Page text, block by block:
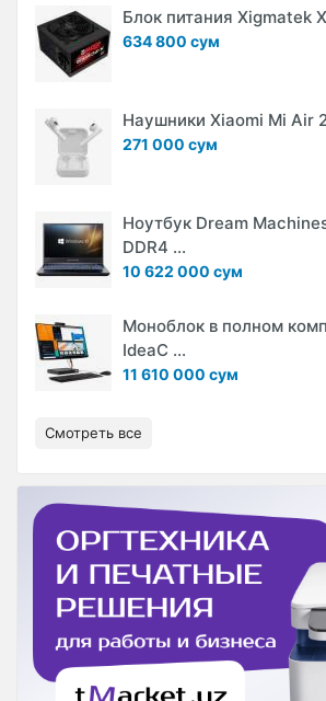
Блок питания Xigmatek
634 800 сум
Наушники Xiaomi Mi Air
271 000 сум
Ноутбук Dream
DDR4 ...
10 622 000 сум
Моноблок в полном
IdeaC ...
11 610 000 сум
Смотреть все